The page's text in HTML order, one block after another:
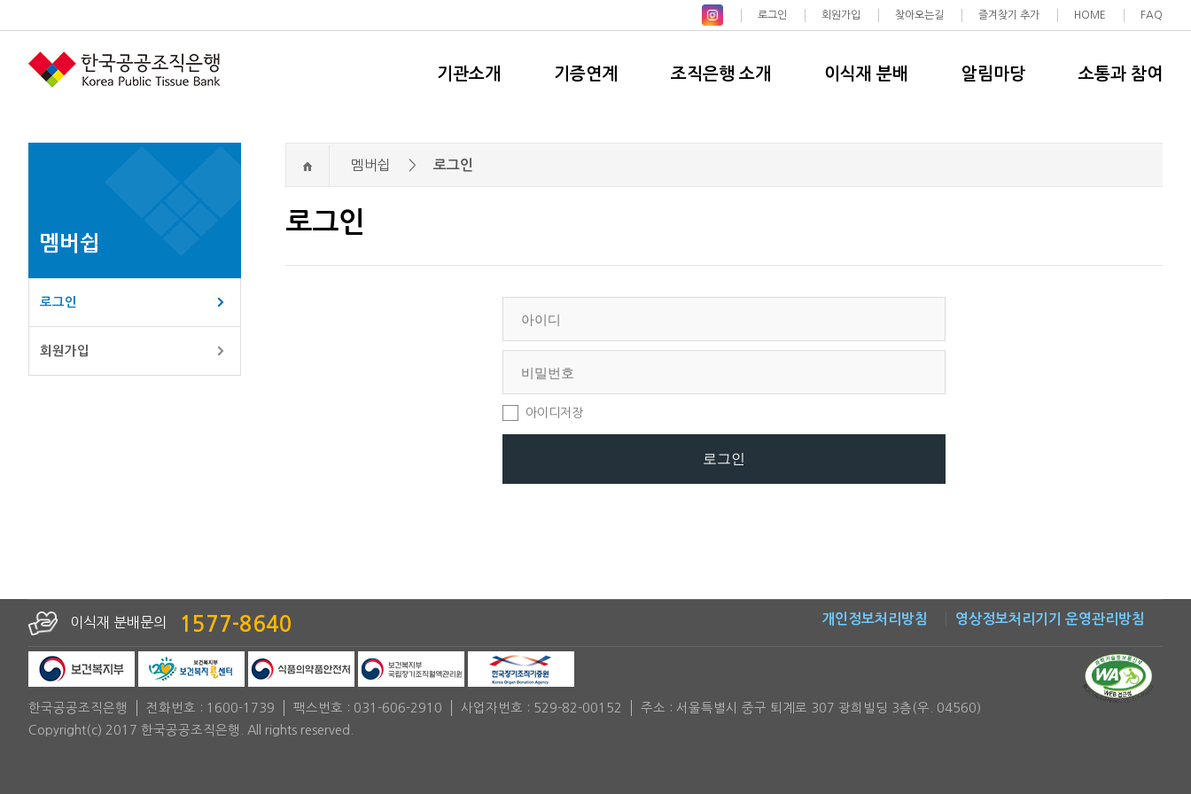
로그인 회원가입 찾아오는길 즐겨찾기 추가 HOME FAQ
기관소개 기증연계 조직은행 소개 이식재 분배 알림마당 소통과 참여
멤버쉽
로그인
회원가입
멤버쉽 > 로그인
로그인
아이디저장
로그인
이식재 분배문의 1577-8640 개인정보처리방침 영상정보처리기기 운영관리방침
한국공공조직은행 전화번호 : 1600-1739 팩스번호 : 031-606-2910 사업자번호 : 529-82-00152
주소 : 서울특별시 중구 퇴계로 307 광희빌딩 3층(우. 04560)
Copyright(c) 2017 한국공공조직은행. All rights reserved.